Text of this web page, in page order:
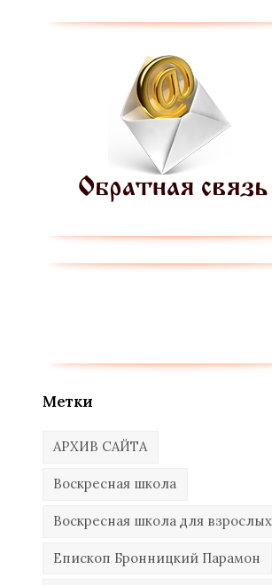
Метки
АРХИВ САЙТА
Воскресная школа
Воскресная школа для взрослых
Епископ Бронницкий Парамон